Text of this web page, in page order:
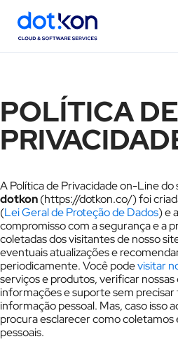
POLÍTICA DE
A Política de Privacidade on-Line do
dotkon(https://dotkon.co/) foi
(Lei Geral de Proteção de Dados) e
compromisso com a segurança e a
coletadas dos visitantes de nosso
eventuais atualizações e
periodicamente. Você podevisitar
serviços e produtos, verificar
informações e suporte sem
informação pessoal. Mas, caso isso
procura esclarecer como coletamos
pessoais.